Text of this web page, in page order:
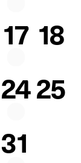
17 18
2425
31